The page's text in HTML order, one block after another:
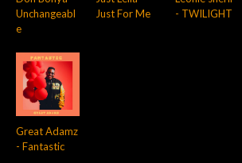
Unchangeabl
e
Just For Me
- TWILIGHT
Great Adamz
- Fantastic